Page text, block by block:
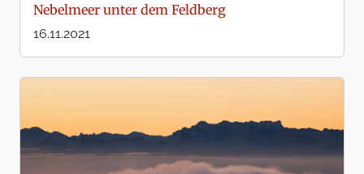
Nebelmeer unter dem Feldberg
16.11.2021